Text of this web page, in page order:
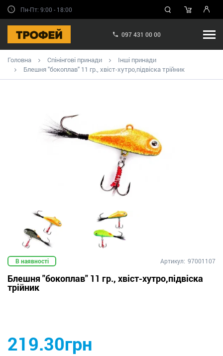
Пн-Пт: 9:00 - 18:00
097 431 00 00
Головна Спінінгові принади
Інші принади
Блешня "бокоплав" 11 гр., хвіст-хутро,підвіска трійник
В наявності Артикул: 97001107
Блешня "бокоплав" 11 гр., хвіст-хутро,підвіска
трійник
219.30грн